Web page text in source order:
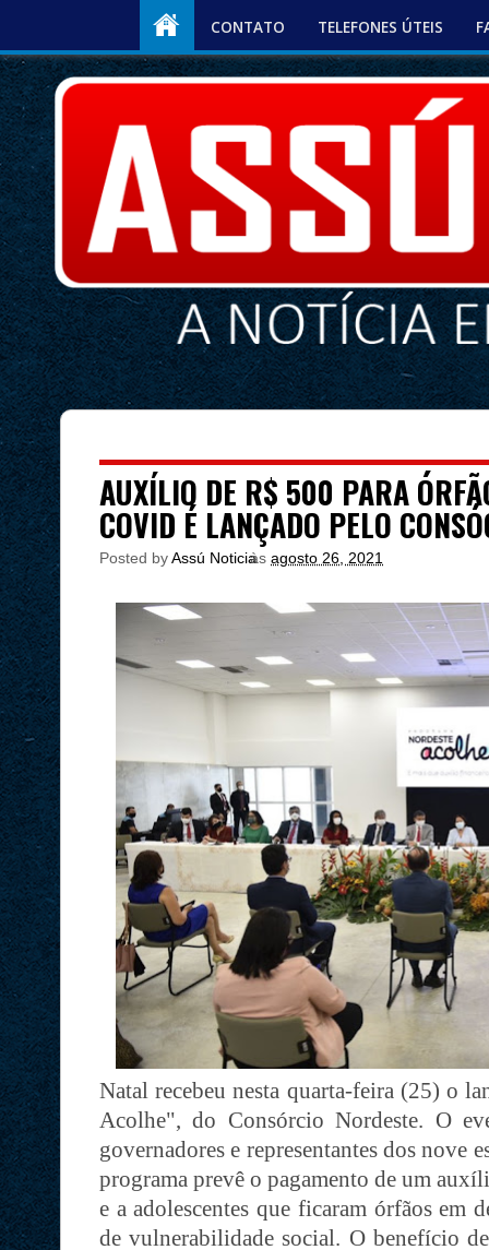
CONTATO TELEFONES ÚTEIS
AUXÍLIO DE R$ 500 PARA
COVID É LANÇADO PELO
Posted byAssú Noticia
às agosto 26, 2021
Natal recebeu nesta quarta-feira (25) o
Acolhe", do Consórcio Nordeste. O
governadores e representantes dos nove
programa prevê o pagamento de um
e a adolescentes que ficaram órfãos em
de vulnerabilidade social. O benefício